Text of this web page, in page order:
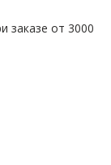
заказе от 3000